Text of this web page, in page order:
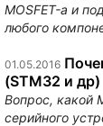
MOSFET-а и
любого
01.05.2016
(STM32 и др)
Вопрос, какой
серийного